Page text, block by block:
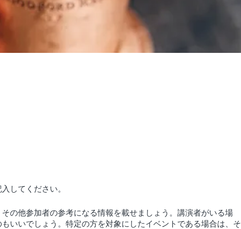
してください。
の他参加者の参考になる情報を載せましょう。講演者がいる場
いいでしょう。特定の方を対象にしたイベントである場合は、そ